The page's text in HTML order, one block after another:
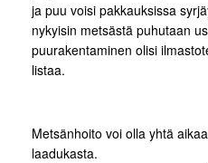
ja puu voisi pakkauksissa
nykyisin metsästä puhutaan
puurakentaminen olisi
listaa.
Metsänhoito voi olla yhtä
laadukasta.